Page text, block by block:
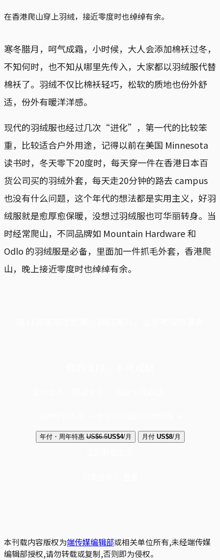
在香港爬山穿上羽绒，接近零度时也绰绰有余。
寒冬腊月，呵气成霜，小时候，大人会添加棉袄过冬，
不知何时，也不知从哪里先传入，大家都以羽绒服代替
棉袄了。羽绒不仅比棉袄轻巧，松软的质地也份外舒
适，份外有暖洋洋感。
现代的羽绒服也经过几次“进化”，第一代的比较笨
重，比较适合户外用途，记得以前在美国 Minnesota
读书时，冬天零下20度时，每天穿一件在香港日本百
货公司买的羽绒外套，每天走20分钟的路去 campus
也没有什么问题，这个年代的想法都是实用主义，好羽
绒服就是愈厚愈保暖，没想过羽绒服也可华丽转身。当
时经常爬山，不同品牌如 Mountain Hardware 和
Odlo 的羽绒服是必备，里面加一件抓毛外套，香港爬
山，晚上接近零度时也绰绰有余。
年付・周年特惠 US$6.5US$4/月 月付 US$8/月
本刊载内容版权为端传媒编辑部或相关单位所有,未经端传媒
编辑部授权,请勿转载或复制,否则即为侵权。